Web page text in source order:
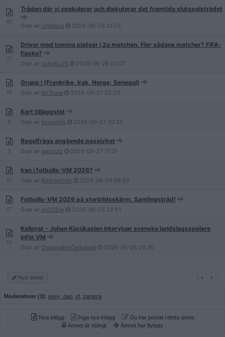
81
Tråden där vi spekulerar och diskuterar det framtida slutspelsträdet
Svar av jontepsg 2026-06-28 10:55
21
Drivor med tomma platser i 2a matchen. Fler sådana matcher? FIFA-
fiasko?
Svar av rickylou75 2026-06-28 02:07
35
Grupp I (Frankrike, Irak, Norge, Senegal)
Svar av NoTruce 2026-06-27 22:23
8
Kort tilläggstid
Svar av xowodim 2026-06-27 20:32
3
Regelfråga angående passivitet
Svar av garozzo 2026-06-27 17:21
51
Iran i fotbolls-VM 2026?
Svar av Riksreptilen 2026-06-26 08:50
47
Fotbolls-VM 2026 på storbildsskärm. Samlingstråd!
Svar av pn222jw 2026-06-25 22:51
25
Kallprat - Johan Kücükaslan intervjuar svenska landslagsspelare
inför VM
Svar av DisposableGarbage4 2026-06-25 20:30
Nytt ämne
Moderatorer (3): easy_dan vf zantera
Nya inlägg Inga nya inlägg
Du har postat i detta ämne
Ämnet är stängt
Ämnet har flyttats